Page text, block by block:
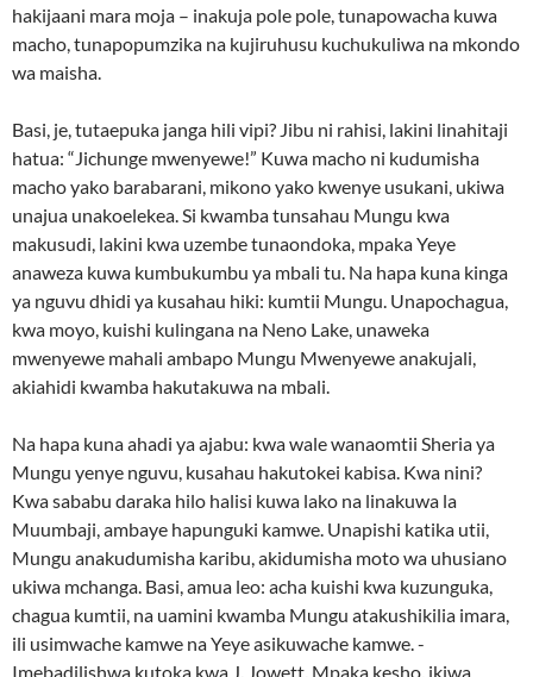
hakijaani mara moja – inakuja pole pole, tunapowacha kuwa
macho, tunapopumzika na kujiruhusu kuchukuliwa na mkondo
wa maisha.
Basi, je, tutaepuka janga hili vipi? Jibu ni rahisi, lakini linahitaji
hatua: “Jichunge mwenyewe!” Kuwa macho ni kudumisha
macho yako barabarani, mikono yako kwenye usukani, ukiwa
unajua unakoelekea. Si kwamba tunsahau Mungu kwa
makusudi, lakini kwa uzembe tunaondoka, mpaka Yeye
anaweza kuwa kumbukumbu ya mbali tu. Na hapa kuna kinga
ya nguvu dhidi ya kusahau hiki: kumtii Mungu. Unapochagua,
kwa moyo, kuishi kulingana na Neno Lake, unaweka
mwenyewe mahali ambapo Mungu Mwenyewe anakujali,
akiahidi kwamba hakutakuwa na mbali.
Na hapa kuna ahadi ya ajabu: kwa wale wanaomtii Sheria ya
Mungu yenye nguvu, kusahau hakutokei kabisa. Kwa nini?
Kwa sababu daraka hilo halisi kuwa lako na linakuwa la
Muumbaji, ambaye hapunguki kamwe. Unapishi katika utii,
Mungu anakudumisha karibu, akidumisha moto wa uhusiano
ukiwa mchanga. Basi, amua leo: acha kuishi kwa kuzunguka,
chagua kumtii, na uamini kwamba Mungu atakushikilia imara,
ili usimwache kamwe na Yeye asikuwache kamwe. -
Imebadilishwa kutoka kwa J. Jowett. Mpaka kesho, ikiwa